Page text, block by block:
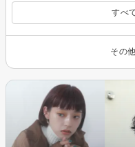
すべ
その